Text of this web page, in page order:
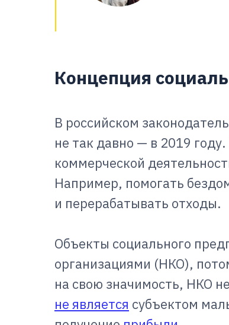
Концепция
В российском
не так давно — в 2019
коммерческой
Например, помогать
и перерабатывать отходы.
Объекты социального
организациями (НКО),
на свою значимость, НКО
не является субъектом